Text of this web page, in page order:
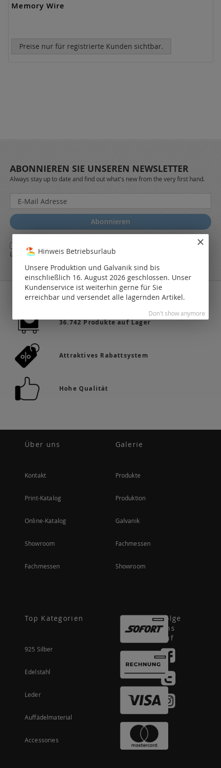
Memory Wire
Preise nur für registrierte Kunden sichtbar.
ABONNIEREN SIE UNSEREN NEWSLETTER
Always stay up to date and find out what's new from the very first hand.
Melden
Sie
sich
für
unseren
Newsletter
a:
Abonnieren
Ja,ich stimme den
des
LEO Online-Shop zu.
36.742 Produkte auf Lager
Attraktives Rabattsystem
Hohe Qualität
Über uns
Kontakt
Print-Katalog
Online-Katalog
Showroom
Fachmessen
Galerie
Produkte
Produktion
Galvanik
Fachmessen
Showroom
Top Kategorien
925 Silber
Edelstahl
Leder
Auffädelmaterial
Accessories
Folge
uns
auf
Hinweis Betriebsurlaub
Unsere Produktion und Galvanik sind bis
einschließlich 16. August 2026 geschlossen. Unser
Kundenservice ist weiterhin gerne für Sie
erreichbar und versendet alle lagernden Artikel.
Don't show anymore